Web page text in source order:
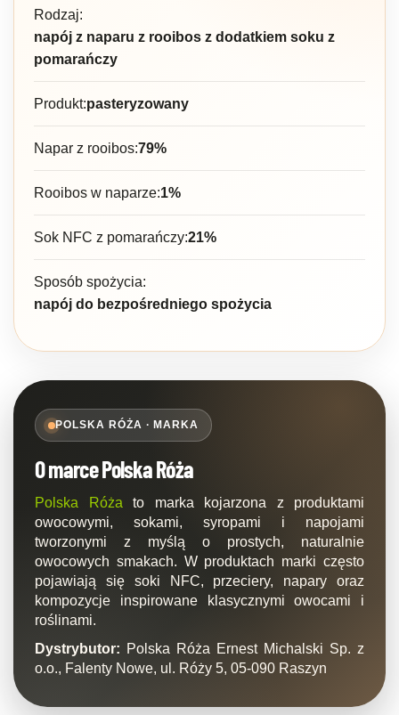
Rodzaj:
napój z naparu z rooibos z dodatkiem soku z
pomarańczy
Produkt:pasteryzowany
Napar z rooibos:79%
Rooibos w naparze:1%
Sok NFC z pomarańczy:21%
Sposób spożycia:
napój do bezpośredniego spożycia
POLSKA RÓŻA · MARKA
O marce Polska Róża
Polska Róża to marka kojarzona z produktami
owocowymi, sokami, syropami i napojami
tworzonymi z myślą o prostych, naturalnie
owocowych smakach. W produktach marki często
pojawiają się soki NFC, przeciery, napary oraz
kompozycje inspirowane klasycznymi owocami i
roślinami.
Dystrybutor: Polska Róża Ernest Michalski Sp. z
o.o., Falenty Nowe, ul. Róży 5, 05-090 Raszyn